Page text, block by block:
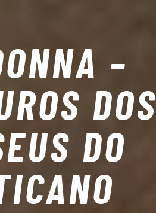
–
DOS
DO